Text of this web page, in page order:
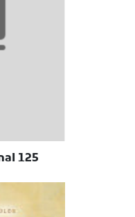
125 Jahre Suezkanal